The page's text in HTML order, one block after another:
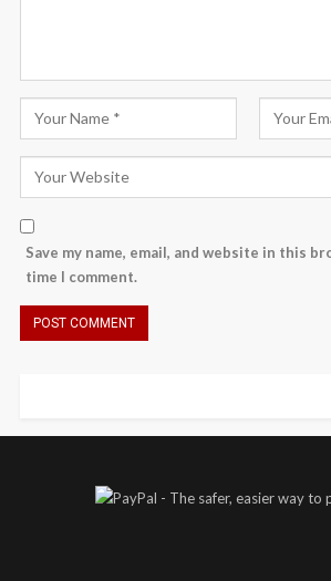
Save my name, email, and website in this
time I comment.